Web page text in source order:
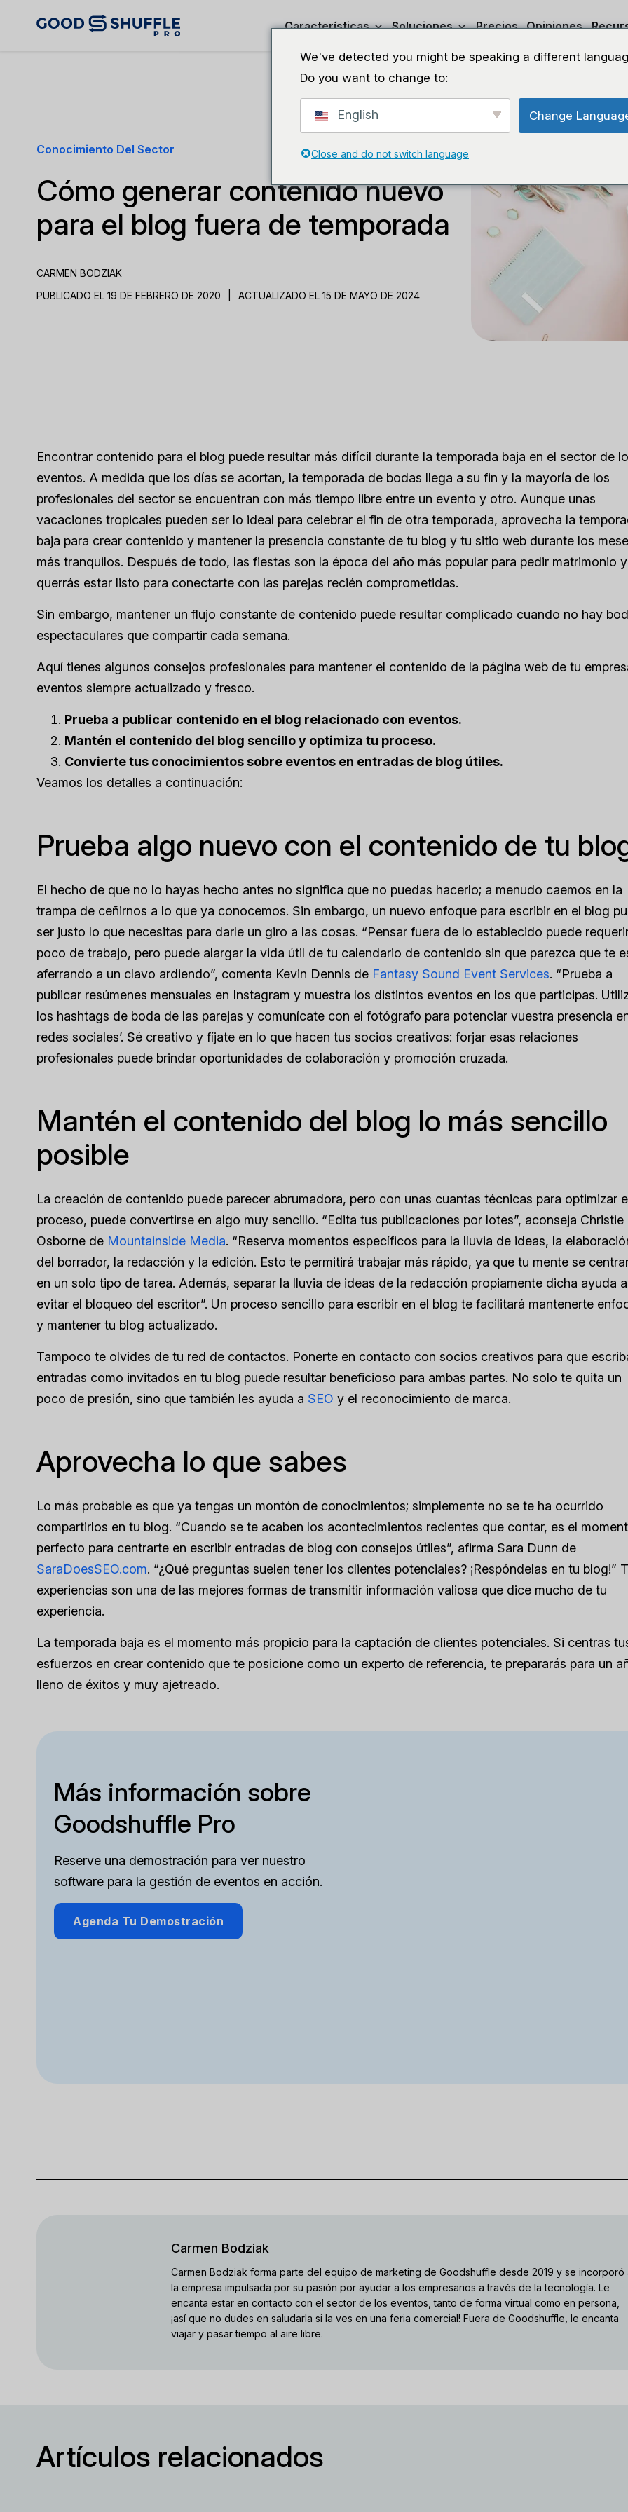
Características Soluciones Precios Opiniones
Conocimiento Del Sector
Cómo generar contenido nuevo
para el blog fuera de temporada
CARMEN BODZIAK
PUBLICADO EL 19 DE FEBRERO DE 2020
ACTUALIZADO EL 15 DE MAYO DE 2024
Encontrar contenido para el blog puede resultar más difícil durante la temporada baja en el sector de
eventos. A medida que los días se acortan, la temporada de bodas llega a su fin y la mayoría de los
profesionales del sector se encuentran con más tiempo libre entre un evento y otro. Aunque unas
vacaciones tropicales pueden ser lo ideal para celebrar el fin de otra temporada, aprovecha la
baja para crear contenido y mantener la presencia constante de tu blog y tu sitio web durante los
más tranquilos. Después de todo, las fiestas son la época del año más popular para pedir matrimonio y
querrás estar listo para conectarte con las parejas recién comprometidas.
Sin embargo, mantener un flujo constante de contenido puede resultar complicado cuando no hay
espectaculares que compartir cada semana.
Aquí tienes algunos consejos profesionales para mantener el contenido de la página web de tu
eventos siempre actualizado y fresco.
Prueba a publicar contenido en el blog relacionado con eventos.
Mantén el contenido del blog sencillo y optimiza tu proceso.
Convierte tus conocimientos sobre eventos en entradas de blog útiles.
Veamos los detalles a continuación:
Prueba algo nuevo con el contenido de tu
El hecho de que no lo hayas hecho antes no significa que no puedas hacerlo; a menudo caemos en la
trampa de ceñirnos a lo que ya conocemos. Sin embargo, un nuevo enfoque para escribir en el blog
ser justo lo que necesitas para darle un giro a las cosas. “Pensar fuera de lo establecido puede
poco de trabajo, pero puede alargar la vida útil de tu calendario de contenido sin que parezca que te
aferrando a un clavo ardiendo”, comenta Kevin Dennis de Fantasy Sound Event Services. “Prueba a
publicar resúmenes mensuales en Instagram y muestra los distintos eventos en los que participas.
los hashtags de boda de las parejas y comunícate con el fotógrafo para potenciar vuestra presencia
redes sociales’. Sé creativo y fíjate en lo que hacen tus socios creativos: forjar esas relaciones
profesionales puede brindar oportunidades de colaboración y promoción cruzada.
Mantén el contenido del blog lo más sencillo
posible
La creación de contenido puede parecer abrumadora, pero con unas cuantas técnicas para optimizar
proceso, puede convertirse en algo muy sencillo. “Edita tus publicaciones por lotes”, aconseja Christie
Osborne de Mountainside Media. “Reserva momentos específicos para la lluvia de ideas, la
del borrador, la redacción y la edición. Esto te permitirá trabajar más rápido, ya que tu mente se
en un solo tipo de tarea. Además, separar la lluvia de ideas de la redacción propiamente dicha ayuda a
evitar el bloqueo del escritor”. Un proceso sencillo para escribir en el blog te facilitará mantenerte
y mantener tu blog actualizado.
Tampoco te olvides de tu red de contactos. Ponerte en contacto con socios creativos para que
entradas como invitados en tu blog puede resultar beneficioso para ambas partes. No solo te quita un
poco de presión, sino que también les ayuda a SEO y el reconocimiento de marca.
Aprovecha lo que sabes
Lo más probable es que ya tengas un montón de conocimientos; simplemente no se te ha ocurrido
compartirlos en tu blog. “Cuando se te acaben los acontecimientos recientes que contar, es el
perfecto para centrarte en escribir entradas de blog con consejos útiles”, afirma Sara Dunn de
SaraDoesSEO.com. “¿Qué preguntas suelen tener los clientes potenciales? ¡Respóndelas en tu blog!”
experiencias son una de las mejores formas de transmitir información valiosa que dice mucho de tu
experiencia.
La temporada baja es el momento más propicio para la captación de clientes potenciales. Si centras
esfuerzos en crear contenido que te posicione como un experto de referencia, te prepararás para un
lleno de éxitos y muy ajetreado.
Más información sobre
Goodshuffle Pro
Reserve una demostración para ver nuestro
software para la gestión de eventos en acción.
Agenda Tu Demostración
Carmen Bodziak
Carmen Bodziak forma parte del equipo de marketing de Goodshuffle desde 2019 y se incorporó
la empresa impulsada por su pasión por ayudar a los empresarios a través de la tecnología. Le
encanta estar en contacto con el sector de los eventos, tanto de forma virtual como en persona,
¡así que no dudes en saludarla si la ves en una feria comercial! Fuera de Goodshuffle, le encanta
viajar y pasar tiempo al aire libre.
Artículos relacionados
We've detected you might be speaking a different
Do you want to change to:
English Change
Close and do not switch language